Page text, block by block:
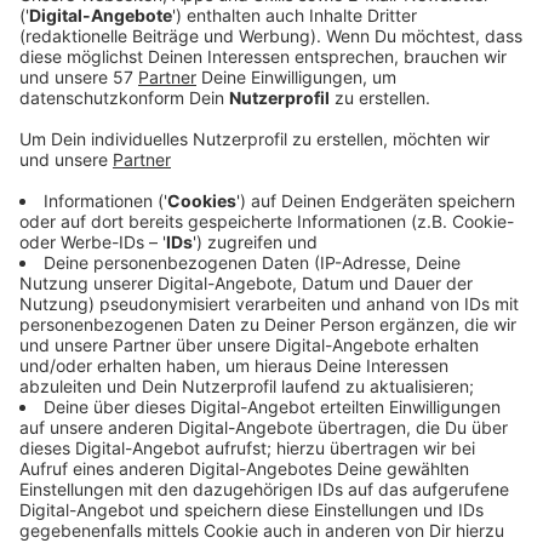
Arbeit und sein Leben zu sprechen
Veröffentlicht:Donnerstag, 01.04.2021 12:03
Wann endlich läuft der neue James Bond im Kino?
Darauf wartet Dietmar Wunder genauso so gespannt
wie wir. Doch Wunder ist nicht irgendwer. Er ist DIE
Stimme - vom aktuellen 007: Daniel Craig. Von Beruf
ist Wunder also Synchronsprecher, aber auch Leser
bekannter Hörbücher - zumeist Thriller oder Krimis.
Anzeige
Wie kam Dietmar Wunder eigentlich dazu, die Stimme
von Daniel Craig zu werden und wie läuft das Leben